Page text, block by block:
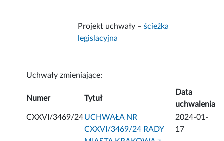
Projekt uchwały –ścieżka
legislacyjna
Uchwały zmieniające:
Numer Tytuł
Data
uchwalenia
CXXVI/3469/24UCHWAŁA NR
CXXVI/3469/24 RADY
2024-01-
17